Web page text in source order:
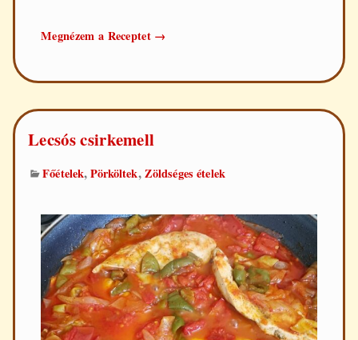
Megnézem a Receptet Rizses
→
Lecsós csirkemell
Főételek,Pörköltek,Zöldséges ételek